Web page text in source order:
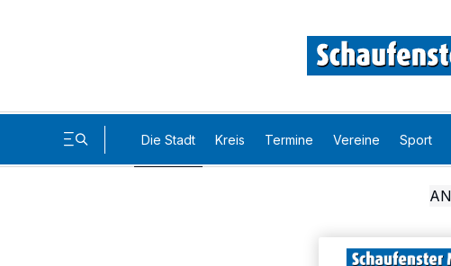
Die Stadt Kreis Termine Vereine Sport